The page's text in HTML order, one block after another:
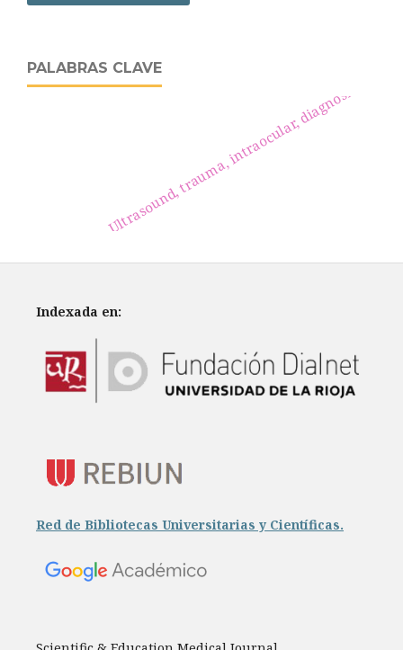
PALABRAS CLAVE
Ultrasound, trauma, intraocular, diagnosis
Indexada en:
Red de Bibliotecas Universitarias y Científicas.